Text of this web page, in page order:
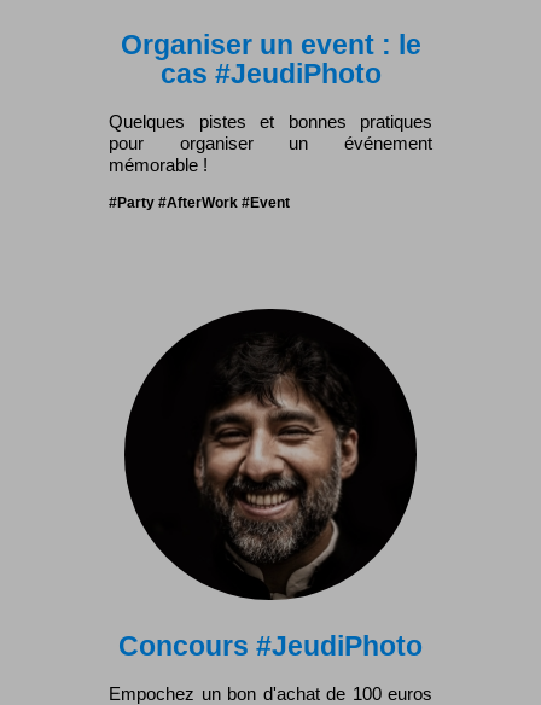
Organiser un event : le
cas #JeudiPhoto
Quelques pistes et bonnes pratiques
pour organiser un événement
mémorable !
#Party #AfterWork #Event
Concours #JeudiPhoto
Empochez un bon d'achat de 100 euros